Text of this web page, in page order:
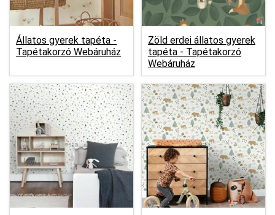
Állatos gyerek tapéta -
Tapétakorzó Webáruház
Zöld erdei állatos gyerek
tapéta - Tapétakorzó
Webáruház